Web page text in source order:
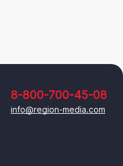
8-800-700-45-08
info@region-media.com